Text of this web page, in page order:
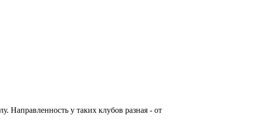
Направленность у таких клубов разная - от